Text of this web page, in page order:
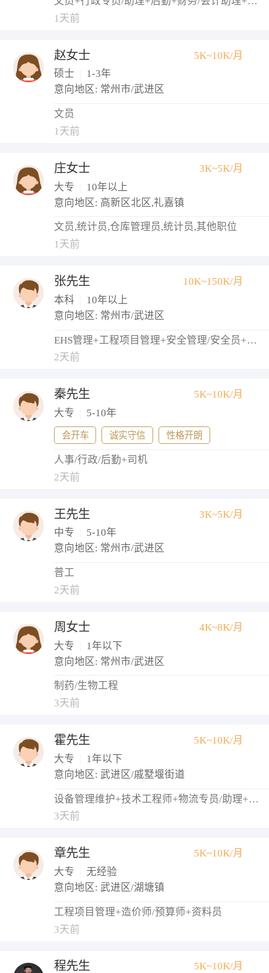
1天前
赵女士
5K~10K/月
硕士
1-3年
意向地区: 常州市/武进区
文员
1天前
庄女士
3K~5K/月
大专
10年以上
意向地区: 高新区北区,礼嘉镇
文员,统计员,仓库管理员,统计员,其他职位
1天前
张先生
10K~150K/月
本科
10年以上
意向地区: 常州市/武进区
EHS管理+工程项目管理+安全管理/安全员+物业经理/主管
2天前
秦先生
5K~10K/月
大专
5-10年
会开车 诚实守信 性格开朗
人事/行政/后勤+司机
2天前
王先生
3K~5K/月
中专
5-10年
意向地区: 常州市/武进区
普工
2天前
周女士
4K~8K/月
大专
1年以下
意向地区: 常州市/武进区
制药/生物工程
3天前
霍先生
5K~10K/月
大专
1年以下
意向地区: 武进区/戚墅堰街道
设备管理维护+技术工程师+物流专员/助理+调度员+仓库管理员
3天前
章先生
5K~10K/月
大专
无经验
意向地区: 武进区/湖塘镇
工程项目管理+造价师/预算师+资料员
3天前
程先生 5K~10K/月